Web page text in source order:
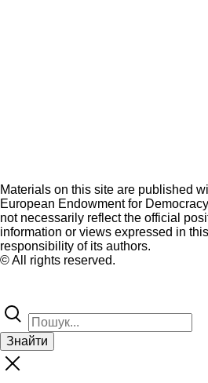
Materials on this site are published
European Endowment for
not necessarily reflect the official
information or views expressed in
responsibility of its authors.
© All rights reserved.
Знайти